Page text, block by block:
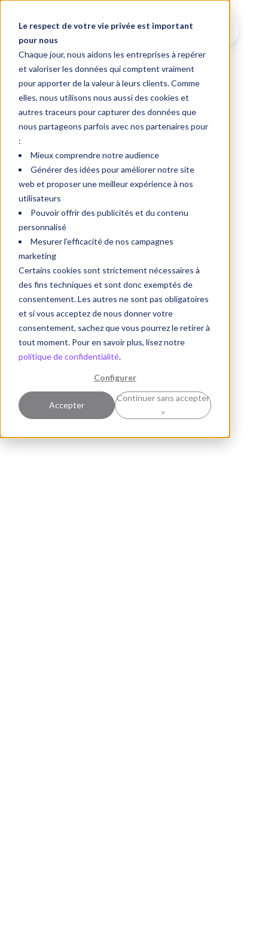
Le respect de votre vie privée est important
pour nous
Chaque jour, nous aidons les entreprises à repérer
et valoriser les données qui comptent vraiment
pour apporter de la valeur à leurs clients. Comme
elles, nous utilisons nous aussi des cookies et
autres traceurs pour capturer des données que
nous partageons parfois avec nos partenaires pour
:
Mieux comprendre notre audience
Générer des idées pour améliorer notre site
web et proposer une meilleur expérience à nos
utilisateurs
Pouvoir offrir des publicités et du contenu
personnalisé
Mesurer l'efficacité de nos campagnes
marketing
Certains cookies sont strictement nécessaires à
des fins techniques et sont donc exemptés de
consentement. Les autres ne sont pas obligatoires
et si vous acceptez de nous donner votre
consentement, sachez que vous pourrez le retirer à
tout moment. Pour en savoir plus, lisez notre
politique de confidentialité.
Configurer
Accepter
Continuer sans accepter
>